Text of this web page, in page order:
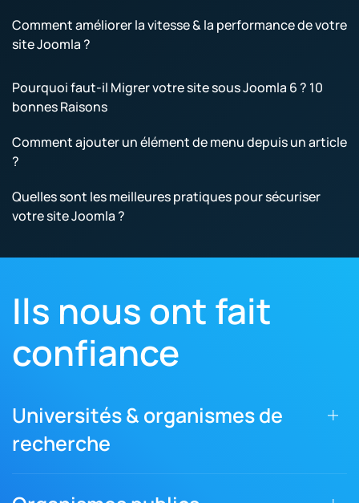
Comment améliorer la vitesse & la performance de votre
site Joomla ?
Pourquoi faut-il Migrer votre site sous Joomla 6 ? 10
bonnes Raisons
Comment ajouter un élément de menu depuis un article
?
Quelles sont les meilleures pratiques pour sécuriser
votre site Joomla ?
Ils nous ont fait
confiance
Universités & organismes de
recherche